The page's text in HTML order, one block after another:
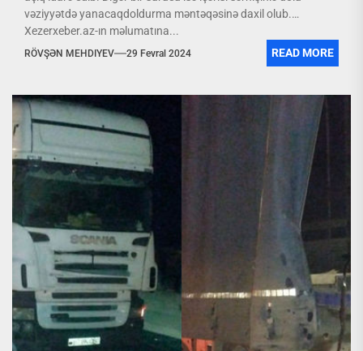
vəziyyətdə yanacaqdoldurma məntəqəsinə daxil olub.
Xezerxeber.az-ın məlumatına...
RÖVŞƏN MEHDIYEV 29 Fevral 2024 READ MORE